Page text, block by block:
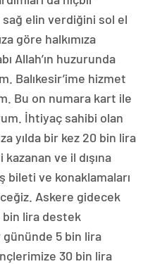
elin verdiğini sol el
göre halkımıza
Allah’ın huzurunda
Balıkesir’ime hizmet
Bu on numara kart ile
İhtiyaç sahibi olan
yılda bir kez 20 bin lira
ve il dışına
ve konaklamaları
Askere gidecek
lira destek
5 bin lira
30 bin lira